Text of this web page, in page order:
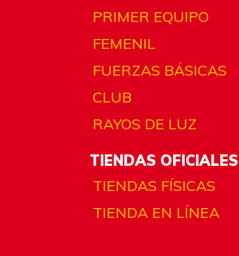
PRIMER EQUIPO
FEMENIL
FUERZAS BÁSICAS
CLUB
RAYOS DE LUZ
TIENDAS OFICIALES
TIENDAS FÍSICAS
TIENDA EN LÍNEA